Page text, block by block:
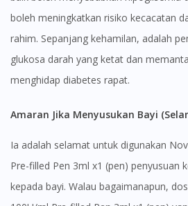
Visit DoctorOnCall Singapore
You seem to be shopping
You are currently on
boleh meningkatkan risiko kecacatan
rahim. Sepanjang kehamilan, adalah
glukosa darah yang ketat dan
menghidap diabetes rapat.
Amaran Jika Menyusukan Bayi
Ia adalah selamat untuk digunakan
Pre-filled Pen 3ml x1 (pen) penyusuan
kepada bayi. Walau bagaimanapun,